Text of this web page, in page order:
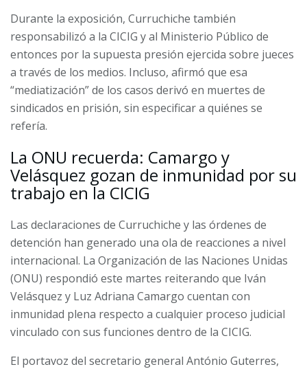
Durante la exposición, Curruchiche también
responsabilizó a la CICIG y al Ministerio Público de
entonces por la supuesta presión ejercida sobre jueces
a través de los medios. Incluso, afirmó que esa
“mediatización” de los casos derivó en muertes de
sindicados en prisión, sin especificar a quiénes se
refería.
La ONU recuerda: Camargo y
Velásquez gozan de inmunidad por su
trabajo en la CICIG
Las declaraciones de Curruchiche y las órdenes de
detención han generado una ola de reacciones a nivel
internacional. La Organización de las Naciones Unidas
(ONU) respondió este martes reiterando que Iván
Velásquez y Luz Adriana Camargo cuentan con
inmunidad plena respecto a cualquier proceso judicial
vinculado con sus funciones dentro de la CICIG.
El portavoz del secretario general António Guterres,